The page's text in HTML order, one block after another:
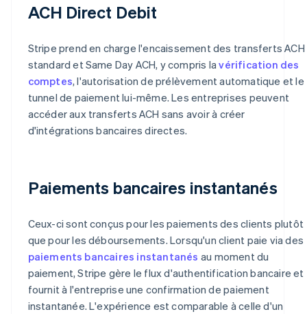
ACH Direct Debit
Stripe prend en charge l'encaissement des transferts ACH
standard et Same Day ACH, y compris lavérification des
comptes, l'autorisation de prélèvement automatique et le
tunnel de paiement lui-même. Les entreprises peuvent
accéder aux transferts ACH sans avoir à créer
d'intégrations bancaires directes.
Paiements bancaires instantanés
Ceux-ci sont conçus pour les paiements des clients plutôt
que pour les déboursements. Lorsqu'un client paie via des
paiements bancaires instantanés au moment du
paiement, Stripe gère le flux d'authentification bancaire et
fournit à l'entreprise une confirmation de paiement
instantanée. L'expérience est comparable à celle d'un